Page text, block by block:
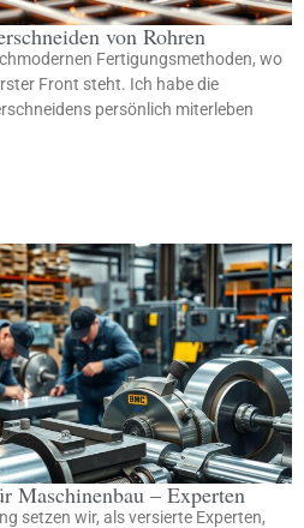
von Rohren
Fertigungsmethoden, wo
Front steht. Ich habe die
persönlich miterleben
Maschinenbau – Experten
setzen wir, als versierte Experten,